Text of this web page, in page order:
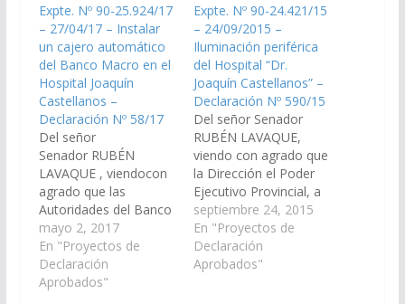
Expte. Nº 90-25.924/17
– 27/04/17 – Instalar
un cajero automático
del Banco Macro en el
Hospital Joaquín
Castellanos –
Declaración Nº 58/17
Del señor
Senador RUBÉN
LAVAQUE , viendocon
agrado que las
Autoridades del Banco
Macro S.A. en
articulación con el
Poder Ejecutivo
Provincial, a través del
mayo 2, 2017
En "Proyectos de
Declaración
Aprobados"
Expte. Nº 90-24.421/15
– 24/09/2015 –
Iluminación periférica
del Hospital “Dr.
Joaquín Castellanos” –
Declaración Nº 590/15
Del señor Senador
RUBÉN LAVAQUE,
viendo con agrado que
la Dirección el Poder
Ejecutivo Provincial, a
través de la Secretaria
de Obras Publicas del
Ministerio de
Economía,
septiembre 24, 2015
En "Proyectos de
Declaración
Aprobados"